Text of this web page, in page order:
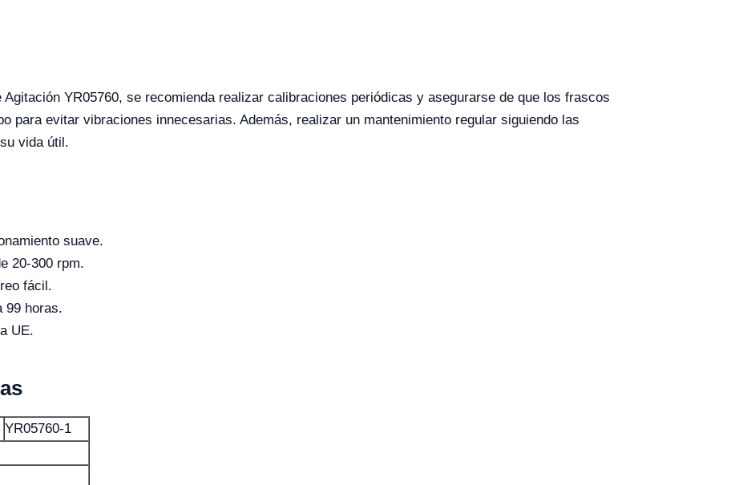
YR05760, se recomienda realizar calibraciones periódicas y asegurarse de que los frascos
para evitar vibraciones innecesarias. Además, realizar un mantenimiento regular siguiendo las
vida útil.
suave.
20-300 rpm.
fácil.
99 horas.
UE.
YR05760-1